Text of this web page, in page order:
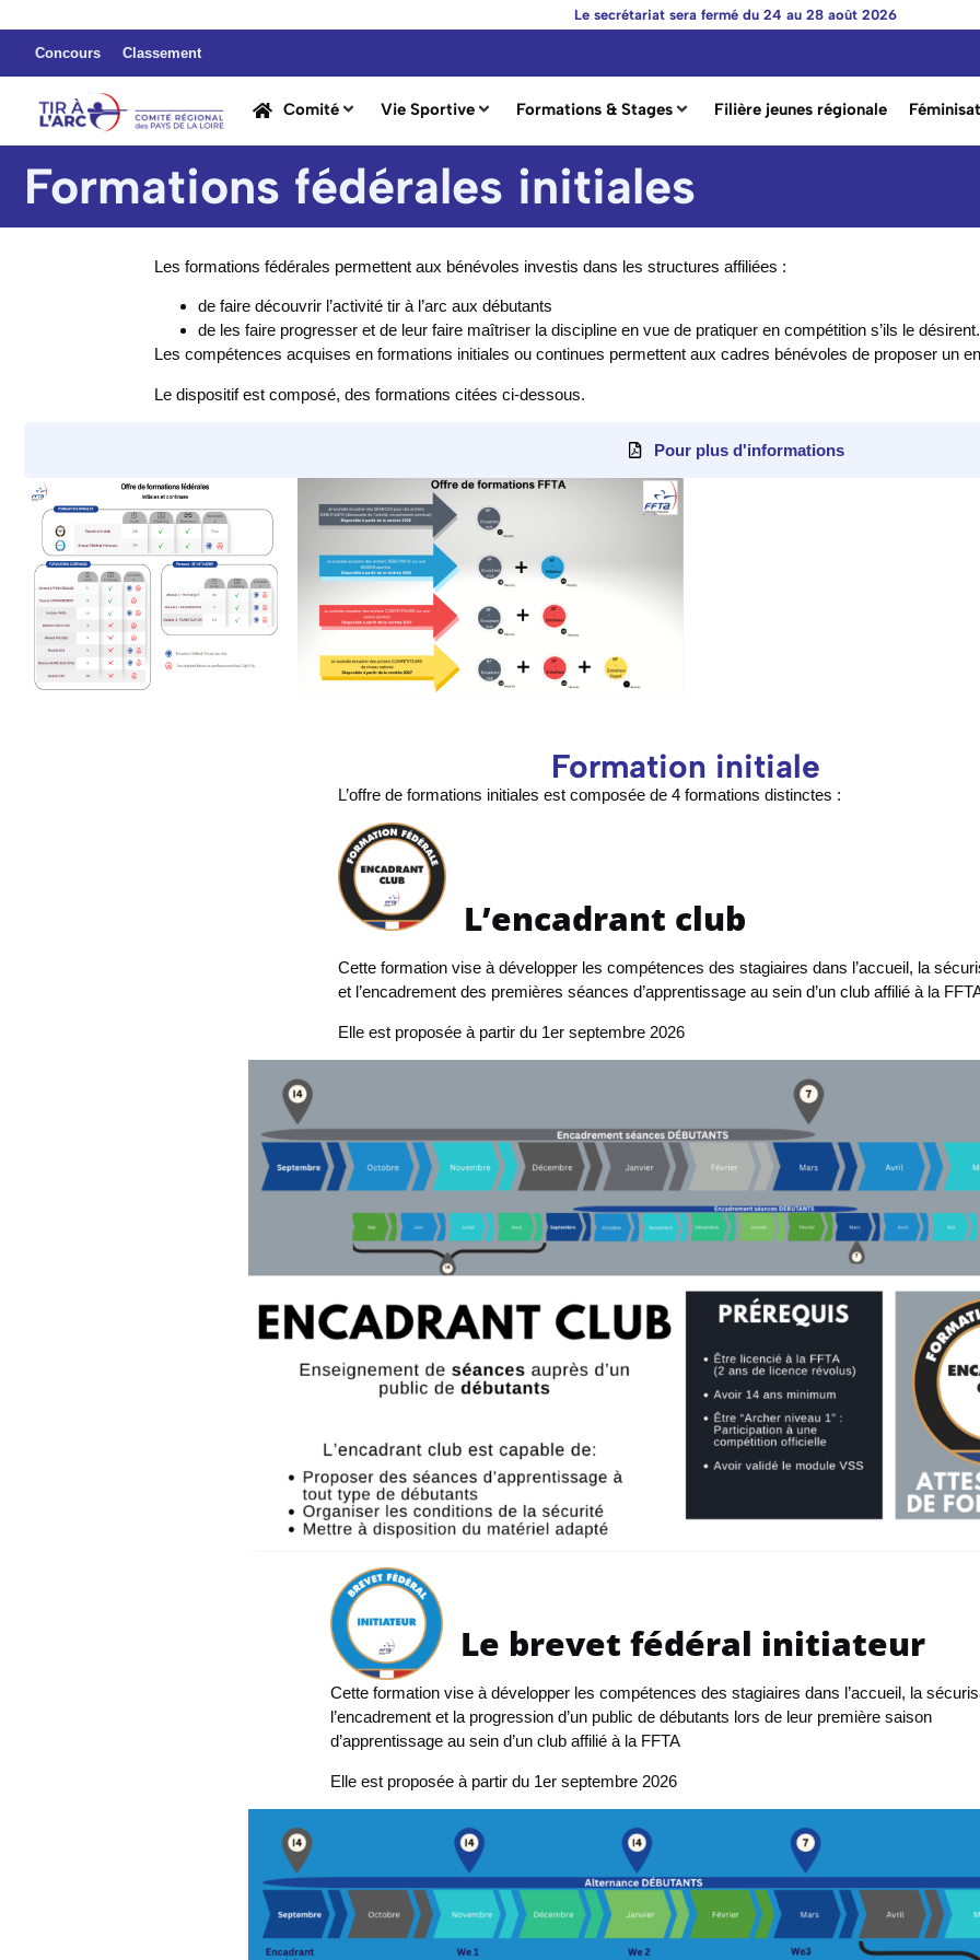
Le secrétariat sera fermé du 24 au 28 août 2026
Concours Classement
Comité Vie Sportive Formations & Stages Filière jeunes régionale
Formations fédérales initiales
Les formations fédérales permettent aux bénévoles investis dans les structures affiliées :
de faire découvrir l’activité tir à l’arc aux débutants
de les faire progresser et de leur faire maîtriser la discipline en vue de pratiquer en compétition s’ils le désirent.
Les compétences acquises en formations initiales ou continues permettent aux cadres bénévoles de proposer un
Le dispositif est composé, des formations citées ci-dessous.
Pour plus d'informations
Formation initiale
L’offre de formations initiales est composée de 4 formations distinctes :
L’encadrant club
Cette formation vise à développer les compétences des stagiaires dans l’accueil, la
et l’encadrement des premières séances d’apprentissage au sein d’un club affilié à la
Elle est proposée à partir du 1er septembre 2026
Le brevet fédéral initiateur
Cette formation vise à développer les compétences des stagiaires dans l’accueil, la
l’encadrement et la progression d’un public de débutants lors de leur première saison
d’apprentissage au sein d’un club affilié à la FFTA
Elle est proposée à partir du 1er septembre 2026